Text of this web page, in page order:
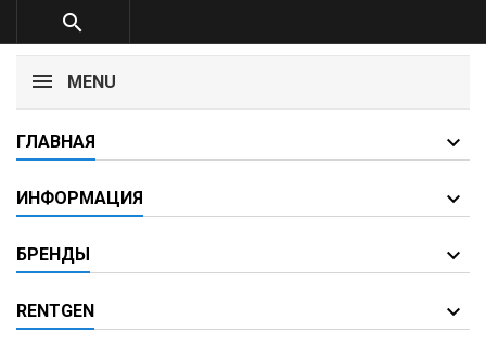

MENU
ГЛАВНАЯ
ИНФОРМАЦИЯ
БРЕНДЫ
RENTGEN